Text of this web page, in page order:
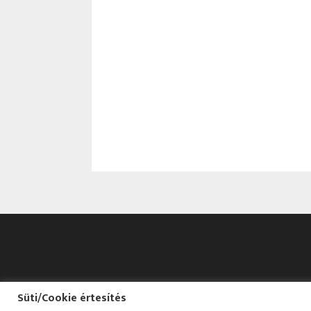
Süti/Cookie értesítés